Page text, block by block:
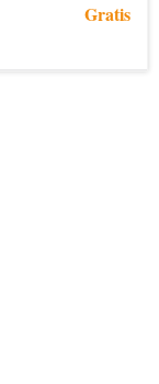
Gratis